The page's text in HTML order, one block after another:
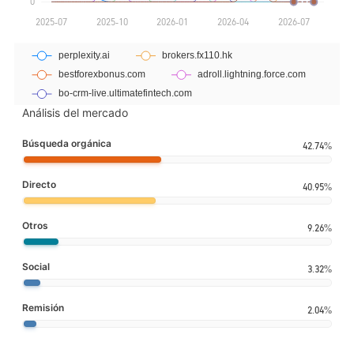
Análisis del mercado
Búsqueda orgánica 42.74%
Directo 40.95%
Otros 9.26%
Social 3.32%
Remisión 2.04%